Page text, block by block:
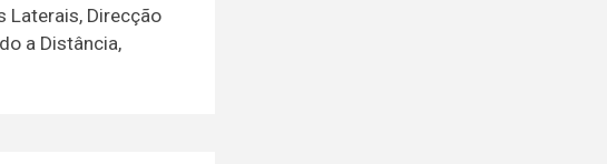
Laterais, Direcção
a Distância,